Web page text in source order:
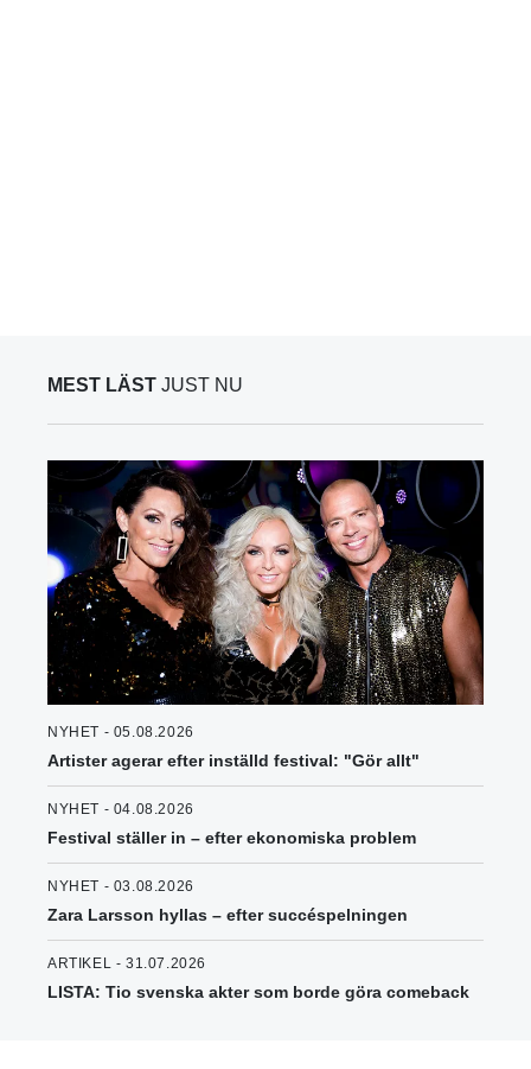
MEST LÄST JUST NU
NYHET - 05.08.2026
Artister agerar efter inställd festival: "Gör allt"
NYHET - 04.08.2026
Festival ställer in – efter ekonomiska problem
NYHET - 03.08.2026
Zara Larsson hyllas – efter succéspelningen
ARTIKEL - 31.07.2026
LISTA: Tio svenska akter som borde göra comeback